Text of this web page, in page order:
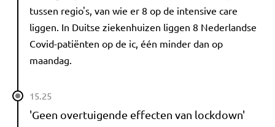
tussen regio's, van wie er 8 op de intensive care
liggen. In Duitse ziekenhuizen liggen 8 Nederlandse
Covid-patiënten op de ic, één minder dan op
maandag.
15.25
'Geen overtuigende effecten van lockdown'